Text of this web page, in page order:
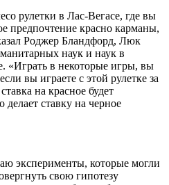
рулетки в Лас-Вегасе, где вы
предпочтение красно карманы,
Роджер Бландфорд, Люк
наук и наук в
«Играть в некоторые игры, вы
вы играете с этой рулетке за
на красное будет
делает ставку на черное
эксперименты, которые могли
свою гипотезу